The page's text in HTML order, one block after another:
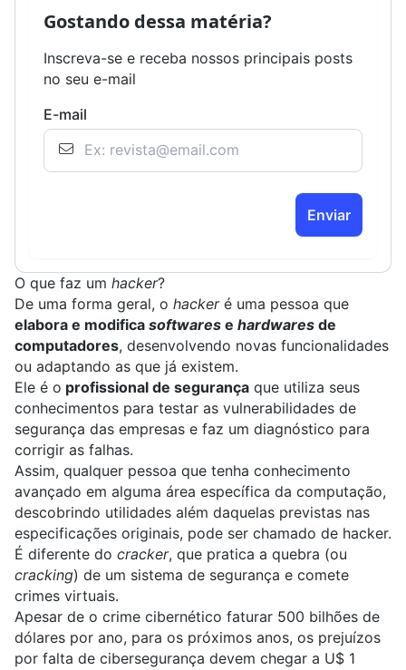
Gostando dessa matéria?
Inscreva-se e receba nossos principais posts
no seu e-mail
E-mail
Enviar
O que faz um hacker?
De uma forma geral, o hackeré uma pessoa que
elabora e modifica softwares e hardwares de
computadores, desenvolvendo novas funcionalidades
ou adaptando as que já existem.
Ele é o profissional de segurança que utiliza seus
conhecimentos para testar as vulnerabilidades de
segurança das empresas e faz um diagnóstico para
corrigir as falhas.
Assim, qualquer pessoa que tenha conhecimento
avançado em alguma área específica da computação,
descobrindo utilidades além daquelas previstas nas
especificações originais, pode ser chamado de hacker.
É diferente do cracker, que pratica a quebra (ou
cracking) de um sistema de segurança e comete
crimes virtuais.
Apesar de o crime cibernético faturar 500 bilhões de
dólares por ano, para os próximos anos, os prejuízos
por falta de cibersegurança devem chegar a U$ 1